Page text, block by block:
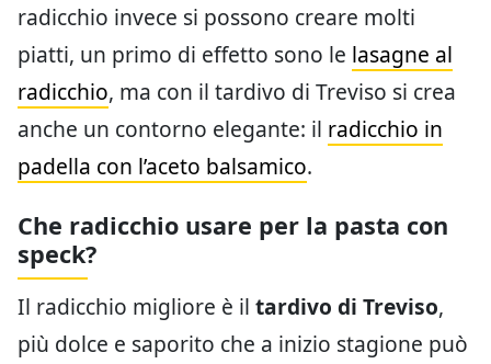
radicchio invece si possono creare molti
piatti, un primo di effetto sono le lasagne al
radicchio, ma con il tardivo di Treviso si crea
anche un contorno elegante: il radicchio in
padella con l’aceto balsamico.
Che radicchio usare per la pasta con
speck?
Il radicchio migliore è il tardivo di Treviso,
più dolce e saporito che a inizio stagione può